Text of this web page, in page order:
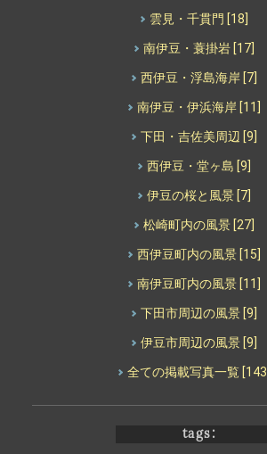
雲見・千貫門 [18]
南伊豆・蓑掛岩 [17]
西伊豆・浮島海岸 [7]
南伊豆・伊浜海岸 [11]
下田・吉佐美周辺 [9]
西伊豆・堂ヶ島 [9]
伊豆の桜と風景 [7]
松崎町内の風景 [27]
西伊豆町内の風景 [15]
南伊豆町内の風景 [11]
下田市周辺の風景 [9]
伊豆市周辺の風景 [9]
全ての掲載写真一覧 [143]
tags: